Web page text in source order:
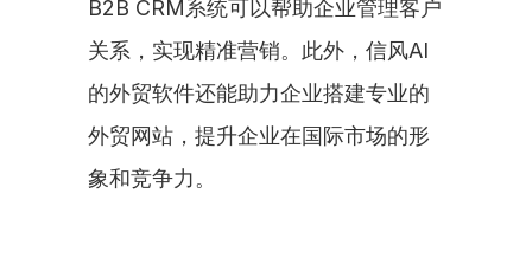
B2B CRM系统可以帮助企业管理客户
关系，实现精准营销。此外，信风AI
的外贸软件还能助力企业搭建专业的
外贸网站，提升企业在国际市场的形
象和竞争力。